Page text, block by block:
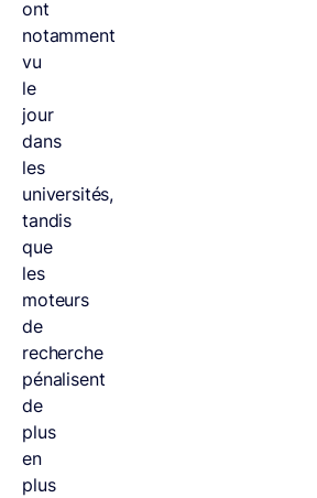
ont
notamment
vu
le
jour
dans
les
universités,
tandis
que
les
moteurs
de
recherche
pénalisent
de
plus
en
plus